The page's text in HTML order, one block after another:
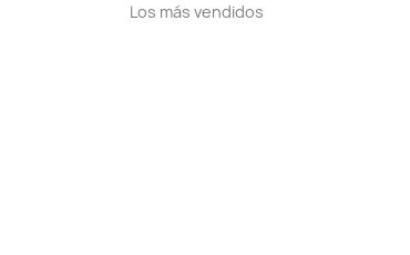
Los más vendidos